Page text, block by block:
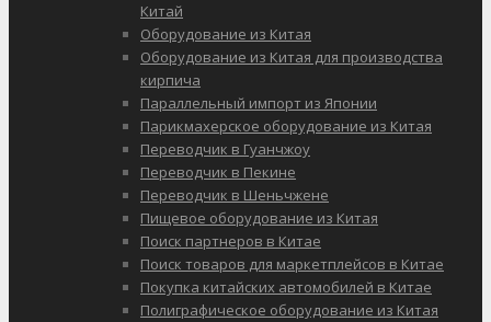
Китай
Оборудование из Китая
Оборудование из Китая для производства
кирпича
Параллельный импорт из Японии
Парикмахерское оборудование из Китая
Переводчик в Гуанчжоу
Переводчик в Пекине
Переводчик в Шеньчжене
Пищевое оборудование из Китая
Поиск партнеров в Китае
Поиск товаров для маркетплейсов в Китае
Покупка китайских автомобилей в Китае
Полиграфическое оборудование из Китая